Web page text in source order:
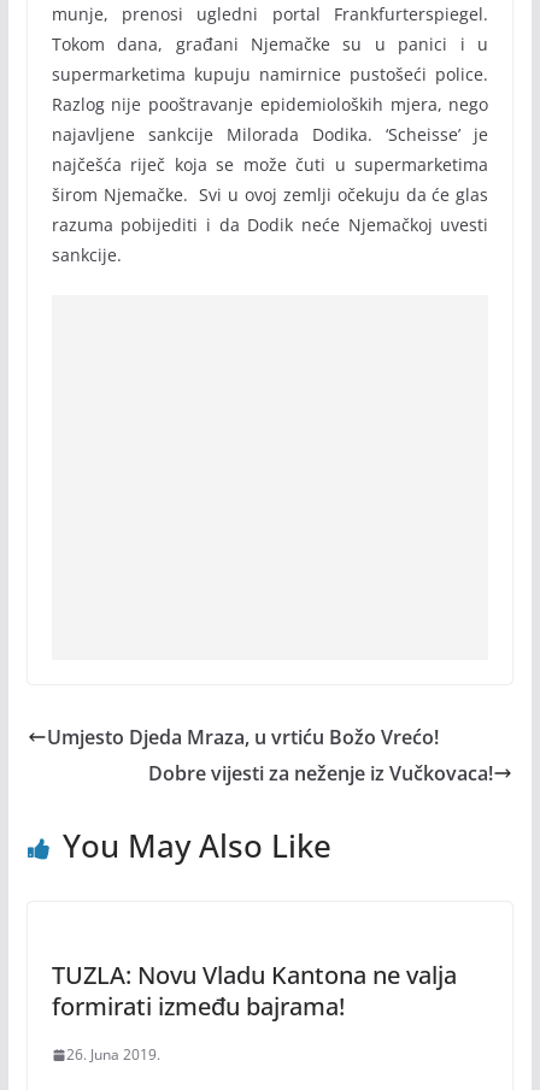
munje, prenosi ugledni portal Frankfurterspiegel.
Tokom dana, građani Njemačke su u panici i u
supermarketima kupuju namirnice pustošeći police.
Razlog nije pooštravanje epidemioloških mjera, nego
najavljene sankcije Milorada Dodika. ‘Scheisse’ je
najčešća riječ koja se može čuti u supermarketima
širom Njemačke. Svi u ovoj zemlji očekuju da će glas
razuma pobijediti i da Dodik neće Njemačkoj uvesti
sankcije.
Umjesto Djeda Mraza, u vrtiću Božo Vrećo!
Dobre vijesti za neženje iz Vučkovaca!
You May Also Like
TUZLA: Novu Vladu Kantona ne valja
formirati između bajrama!
26. Juna 2019.